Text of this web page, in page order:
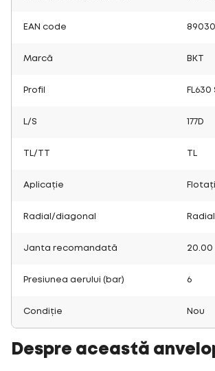
EAN code
Marcă BKT
Profil FL630
L/S 177D
TL/TT
Aplicație
Radial/diagonal Radial
Janta recomandată 20.00
Presiunea aerului (bar) 6
Condiție Nou
Despre această